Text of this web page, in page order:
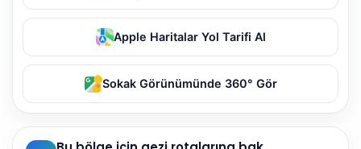
Apple Haritalar Yol Tarifi Al
Sokak Görünümünde 360° Gör